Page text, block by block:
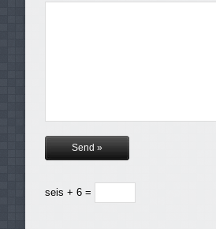
seis + 6 =